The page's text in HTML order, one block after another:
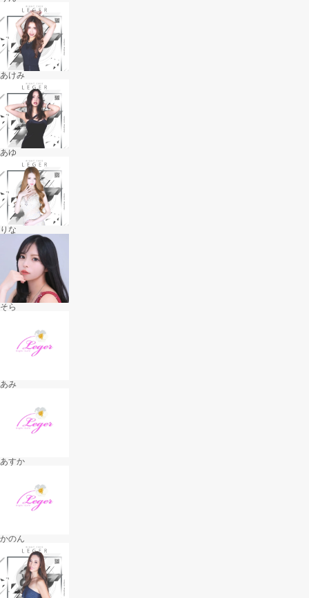
あけみ
あゆ
りな
そら
あみ
あすか
かのん